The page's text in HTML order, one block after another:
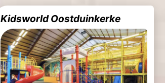
Kidsworld Oostduinkerke